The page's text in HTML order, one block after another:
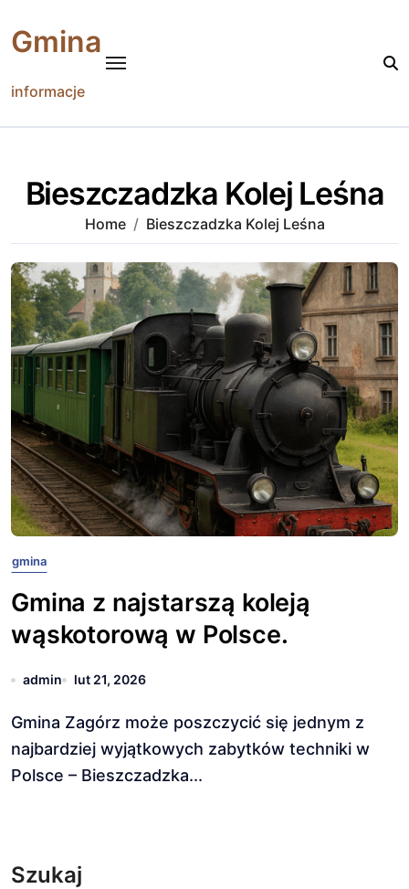
content
Gmina
informacje
Bieszczadzka Kolej Leśna
Home Bieszczadzka Kolej Leśna
gmina
Gmina z najstarszą koleją
wąskotorową w Polsce.
admin lut 21, 2026
Gmina Zagórz może poszczycić się jednym z
najbardziej wyjątkowych zabytków techniki w
Polsce – Bieszczadzka...
Szukaj